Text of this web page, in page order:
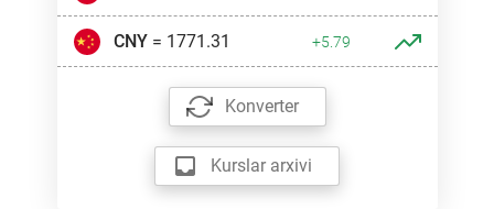
CNY= 1771.31 +5.79
Konverter
Kurslar arxivi